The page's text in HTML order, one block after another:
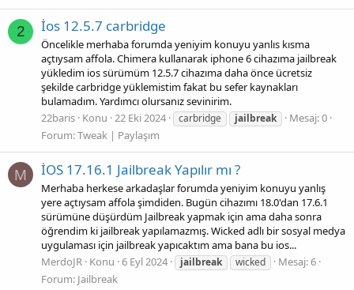
2 İos 12.5.7 carbridge
Öncelikle merhaba forumda yeniyim konuyu yanlıs kısma
açtıysam affola. Chimera kullanarak iphone 6 cihazıma jailbreak
yükledim ios sürümüm 12.5.7 cihazıma daha önce ücretsiz
şekilde carbridge yüklemistim fakat bu sefer kaynakları
bulamadım. Yardımcı olursanız sevinirim.
22baris Konu 22 Eki 2024 carbridge jailbreak
Mesaj: 0
Forum:Tweak | Paylaşım
M İOS 17.16.1 Jailbreak Yapılır mı ?
Merhaba herkese arkadaşlar forumda yeniyim konuyu yanlış
yere açtıysam affola şimdiden. Bugün cihazımı 18.0'dan 17.6.1
sürümüne düşürdüm Jailbreak yapmak için ama daha sonra
öğrendim ki jailbreak yapılamazmış. Wicked adlı bir sosyal medya
uygulaması için jailbreak yapıcaktım ama bana bu ios...
MerdoJR Konu 6 Eyl 2024 jailbreak wicked
Mesaj: 6
Forum: Jailbreak